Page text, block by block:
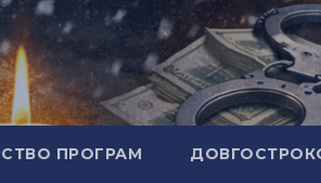
ПРОГРАМ